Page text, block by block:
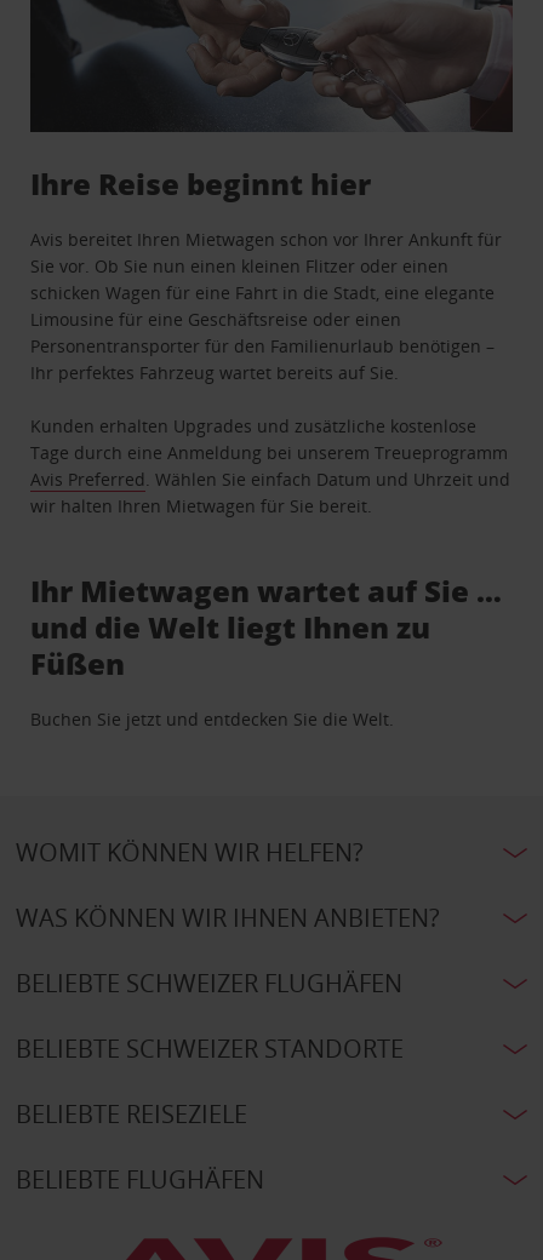
Ihre Reise beginnt hier
Avis bereitet Ihren Mietwagen schon vor Ihrer Ankunft für
Sie vor. Ob Sie nun einen kleinen Flitzer oder einen
schicken Wagen für eine Fahrt in die Stadt, eine elegante
Limousine für eine Geschäftsreise oder einen
Personentransporter für den Familienurlaub benötigen –
Ihr perfektes Fahrzeug wartet bereits auf Sie.
Kunden erhalten Upgrades und zusätzliche kostenlose
Tage durch eine Anmeldung bei unserem Treueprogramm
Avis Preferred . Wählen Sie einfach Datum und Uhrzeit und
wir halten Ihren Mietwagen für Sie bereit.
Ihr Mietwagen wartet auf Sie …
und die Welt liegt Ihnen zu
Füßen
Buchen Sie jetzt und entdecken Sie die Welt.
WOMIT KÖNNEN WIR HELFEN?
WAS KÖNNEN WIR IHNEN ANBIETEN?
BELIEBTE SCHWEIZER FLUGHÄFEN
BELIEBTE SCHWEIZER STANDORTE
BELIEBTE REISEZIELE
BELIEBTE FLUGHÄFEN